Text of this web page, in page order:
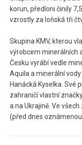
korun, předloni činily
vzrostly za loňská tři
Skupina KMV, kterou
výrobcem minerálních
Česku vyrábí vedle
Aquila a minerální
Hanácká Kyselka. Své
zahraničí vlastní
a na Ukrajině. Ve
(před dnes